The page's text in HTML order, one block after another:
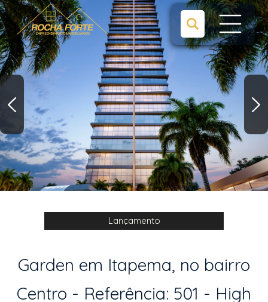
Lançamento
Garden em Itapema, no bairro
Centro - Referência: 501 - High